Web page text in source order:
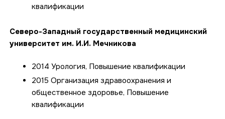
квалификации
Северо-Западный государственный медицинский
университет им. И.И. Мечникова
2014 Урология, Повышение квалификации
2015 Организация здравоохранения и
общественное здоровье, Повышение
квалификации